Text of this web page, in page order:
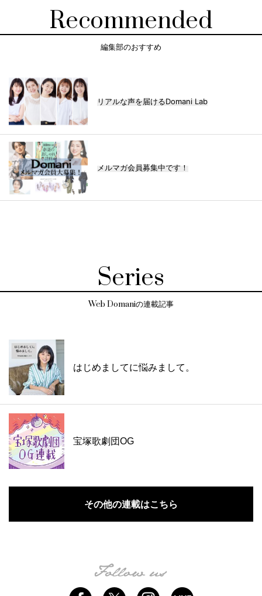
Recommended
編集部のおすすめ
リアルな声を届けるDomani Lab
メルマガ会員募集中です！
Series
Web Domaniの連載記事
はじめましてに悩みまして。
宝塚歌劇団OG
その他の連載はこちら